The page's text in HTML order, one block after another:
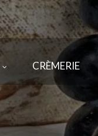
CRÈMERIE